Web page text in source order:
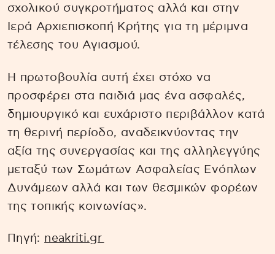
σχολικού συγκροτήματος αλλά και στην
Ιερά Αρχιεπισκοπή Κρήτης για τη μέριμνα
τέλεσης του Αγιασμού.
Η πρωτοβουλία αυτή έχει στόχο να
προσφέρει στα παιδιά μας ένα ασφαλές,
δημιουργικό και ευχάριστο περιβάλλον κατά
τη θερινή περίοδο, αναδεικνύοντας την
αξία της συνεργασίας και της αλληλεγγύης
μεταξύ των Σωμάτων Ασφαλείας Ενόπλων
Δυνάμεων αλλά και των θεσμικών φορέων
της τοπικής κοινωνίας».
Πηγή: neakriti.gr